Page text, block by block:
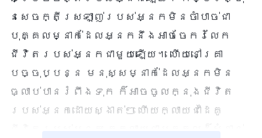
នៃសេចក្តីស្រឡាញ់របស់អ្នកមិនចាំបាច់ជា
បុគ្គលម្នាក់ដែលអ្នកនឹងអាចចែករំលែក
ជីវិតរបស់អ្នកជាមួយឡើយ។ ហើយនៅគ្រា
បច្ចុប្បន្ន មនុស្សម្នាក់ដែលអ្នកមិន
ធ្លាប់បានរំពឹងទុក ក៏អាចចូលក្នុងជីវិត
របស់អ្នកដោយស្ងាត់ៗ ហើយក្លាយជាដៃគូ